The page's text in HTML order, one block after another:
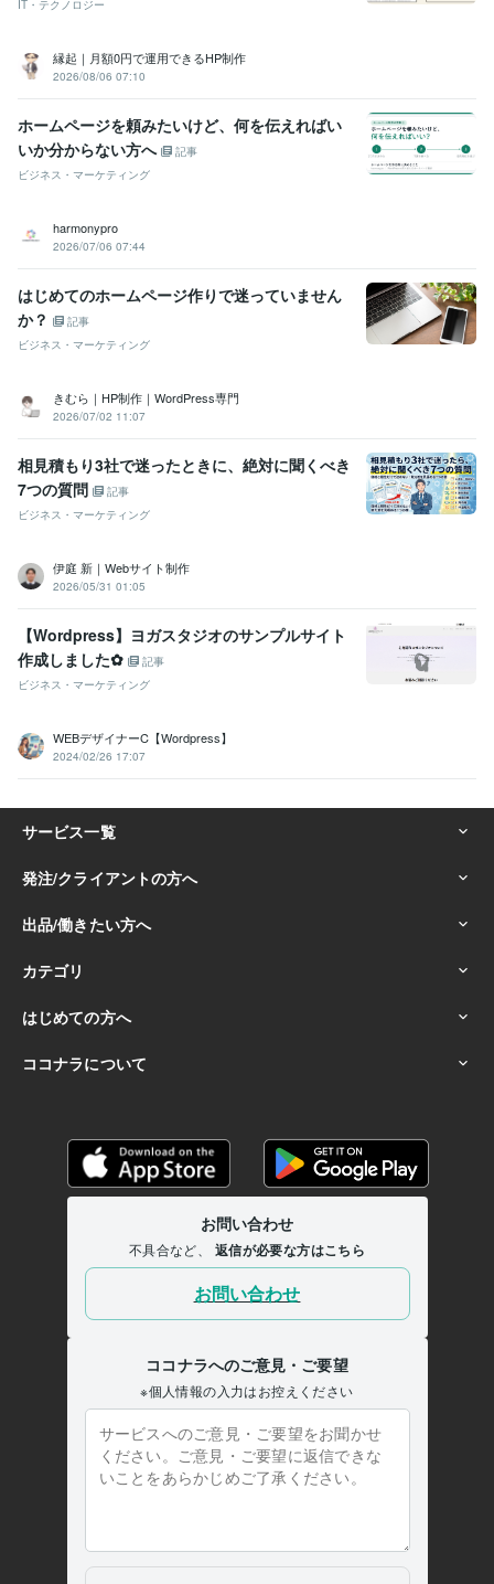
IT・テクノロジー
縁起｜月額0円で運用できるHP制作
2026/08/06 07:10
ホームページを頼みたいけど、何を伝えればい
いか分からない方へ
記事
ビジネス・マーケティング
harmonypro
2026/07/06 07:44
はじめてのホームページ作りで迷っていません
か？
記事
ビジネス・マーケティング
きむら｜HP制作｜WordPress専門
2026/07/02 11:07
相見積もり3社で迷ったときに、絶対に聞くべき
7つの質問
記事
ビジネス・マーケティング
伊庭 新｜Webサイト制作
2026/05/31 01:05
【Wordpress】ヨガスタジオのサンプルサイト
作成しました✿
記事
ビジネス・マーケティング
WEBデザイナーC【Wordpress】
2024/02/26 17:07